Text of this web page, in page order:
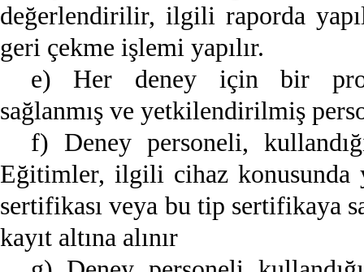
değerlendirilir, ilgili raporda
geri çekme işlemi yapılır.
e) Her deney için bir
sağlanmış ve yetkilendirilmiş
f) Deney personeli,
Eğitimler, ilgili cihaz
sertifikası veya bu tip
kayıt altına alınır